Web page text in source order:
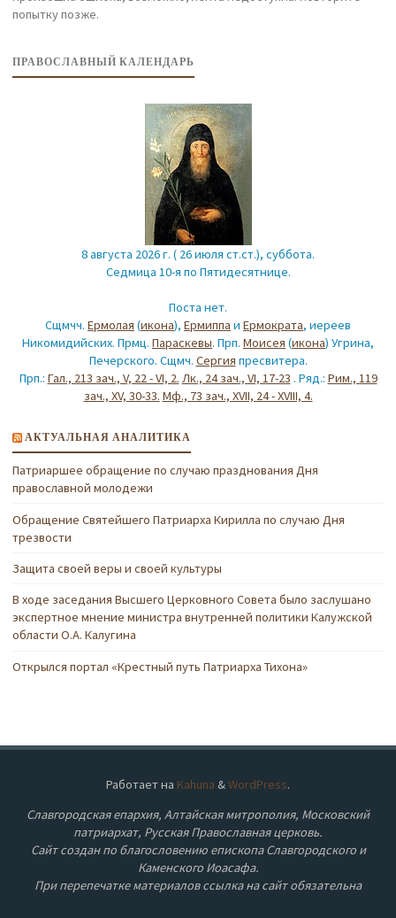
попытку позже.
ПРАВОСЛАВНЫЙ КАЛЕНДАРЬ
8 августа 2026 г. ( 26 июля ст.ст.), суббота.
Седмица 10-я по Пятидесятнице.
Поста нет.
Сщмчч. Ермолая (икона), Ермиппа и Ермократа, иереев
Никомидийских. Прмц. Параскевы. Прп. Моисея (икона) Угрина,
Печерского. Сщмч. Сергия пресвитера.
Прп.: Гал., 213 зач., V, 22 - VI, 2. Лк., 24 зач., VI, 17-23 . Ряд.: Рим., 119
зач., XV, 30-33. Мф., 73 зач., XVII, 24 - XVIII, 4.
АКТУАЛЬНАЯ АНАЛИТИКА
Патриаршее обращение по случаю празднования Дня
православной молодежи
Обращение Святейшего Патриарха Кирилла по случаю Дня
трезвости
Защита своей веры и своей культуры
В ходе заседания Высшего Церковного Совета было заслушано
экспертное мнение министра внутренней политики Калужской
области О.А. Калугина
Открылся портал «Крестный путь Патриарха Тихона»
Работает на Kahuna &WordPress.
Славгородская епархия, Алтайская митрополия, Московский
патриархат, Русская Православная церковь.
Сайт создан по благословению епископа Славгородского и
Каменского Иоасафа.
При перепечатке материалов ссылка на сайт обязательна